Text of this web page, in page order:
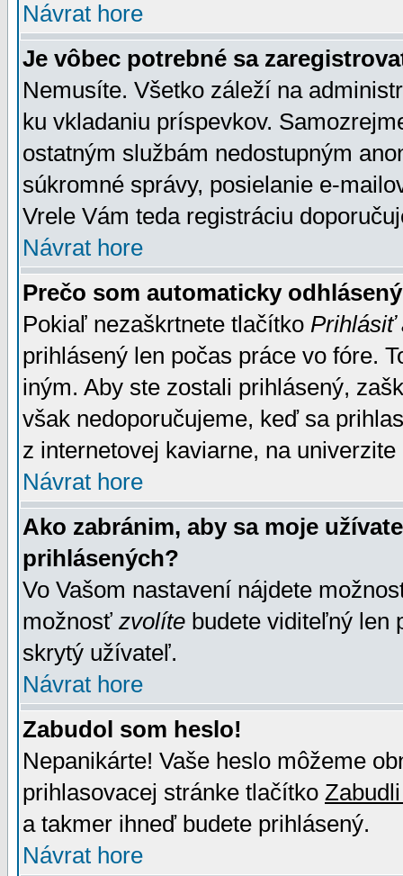
Návrat hore
Je vôbec potrebné sa
Nemusíte. Všetko záleží na
ku vkladaniu príspevkov.
ostatným službám nedostupným
súkromné správy, posielanie e-
Vrele Vám teda registráciu
Návrat hore
Prečo som automaticky
Pokiaľ nezaškrtnete tlačítko Prihlásiť
prihlásený len počas práce vo fóre.
iným. Aby ste zostali prihlásený,
však nedoporučujeme, keď sa
z internetovej kaviarne, na univerzite
Návrat hore
Ako zabránim, aby sa moje
prihlásených?
Vo Vašom nastavení nájdete
možnosť zvolíte budete viditeľný len
skrytý užívateľ.
Návrat hore
Zabudol som heslo!
Nepanikárte! Vaše heslo môžeme
prihlasovacej stránke tlačítko
a takmer ihneď budete prihlásený.
Návrat hore